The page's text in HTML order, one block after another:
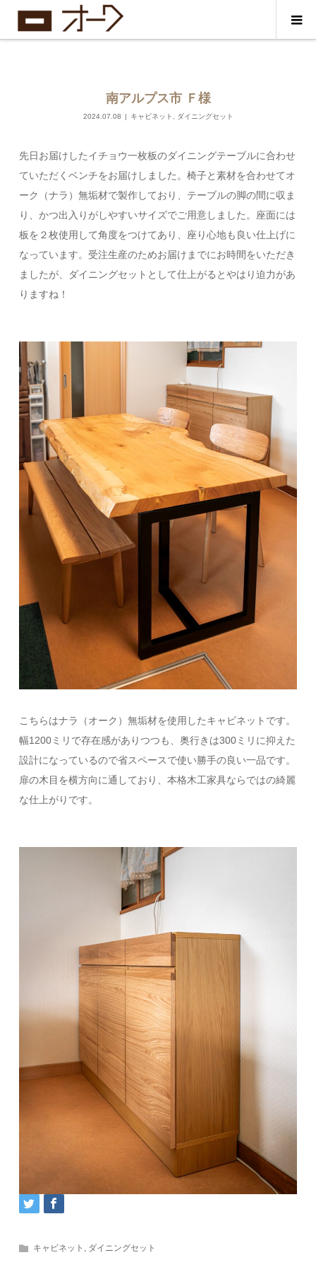
南アルプス市 Ｆ様
2024.07.08 キャビネット ダイニングセット
先日お届けしたイチョウ一枚板のダイニングテーブルに合わせ
ていただくベンチをお届けしました。椅子と素材を合わせてオ
ーク（ナラ）無垢材で製作しており、テーブルの脚の間に収ま
り、かつ出入りがしやすいサイズでご用意しました。座面には
板を２枚使用して角度をつけてあり、座り心地も良い仕上げに
なっています。受注生産のためお届けまでにお時間をいただき
ましたが、ダイニングセットとして仕上がるとやはり迫力があ
りますね！
こちらはナラ（オーク）無垢材を使用したキャビネットです。
幅1200ミリで存在感がありつつも、奥行きは300ミリに抑えた
設計になっているので省スペースで使い勝手の良い一品です。
扉の木目を横方向に通しており、本格木工家具ならではの綺麗
な仕上がりです。
キャビネット , ダイニングセット